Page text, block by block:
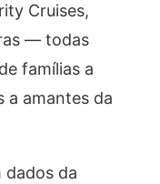
Cruises,
— todas
famílias a
a amantes da
dados da